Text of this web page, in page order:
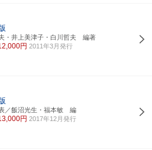
・井上美津子・白川哲夫 編著
円 2011年3月発行
／飯沼光生・福本敏 編
円 2017年12月発行